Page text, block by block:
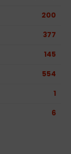
200
377
145
554
1
6